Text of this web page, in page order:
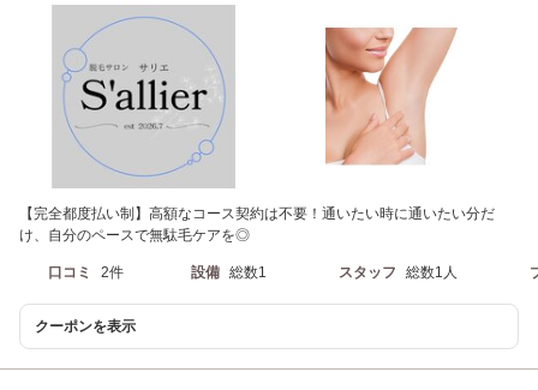
【完全都度払い制】高額なコース契約は不要！通いたい時に通いたい分だ
け、自分のペースで無駄毛ケアを◎
口コミ 2件 設備 総数1 スタッフ 総数1人
クーポンを表示